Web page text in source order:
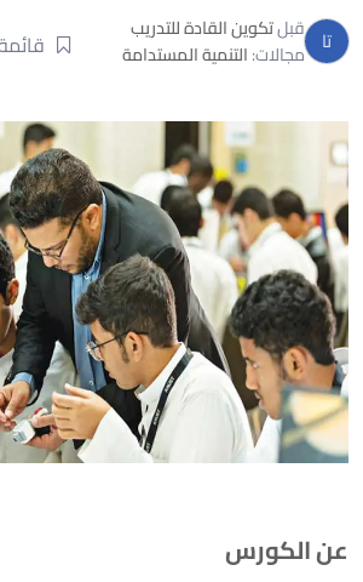
تا قبلتكوين القادة للتدريب
مجالات:التنمية المستدامة
عن الكورس